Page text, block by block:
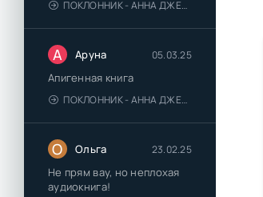
ПОКЛОННИК - АННА ДЖЕЙН
А Аруна 05.03.25
Апигенная книга
ПОКЛОННИК - АННА ДЖЕЙН
О Ольга 23.02.25
Не прям вау, но неплохая
аудиокнига!